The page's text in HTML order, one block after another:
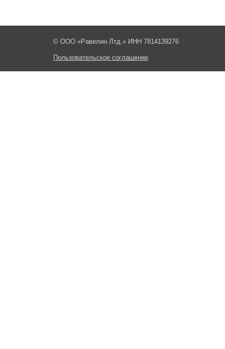
© ООО «Равелин Лтд.» ИНН 7814139276
Пользовательское соглашение